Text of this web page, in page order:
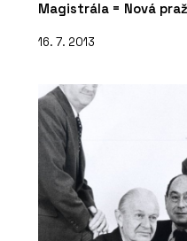
Magistrála = Nová
16. 7. 2013